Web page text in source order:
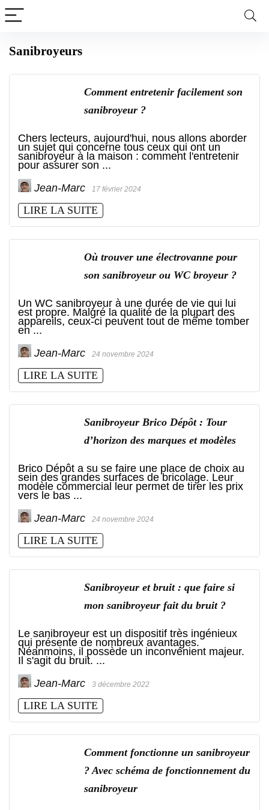
Sanibroyeurs
Comment entretenir facilement son
sanibroyeur ?
Chers lecteurs, aujourd'hui, nous allons aborder
un sujet qui concerne tous ceux qui ont un
sanibroyeur à la maison : comment l'entretenir
pour assurer son ...
Jean-Marc
17 février 2024
LIRE LA SUITE
Où trouver une électrovanne pour
son sanibroyeur ou WC broyeur ?
Un WC sanibroyeur à une durée de vie qui lui
est propre. Malgré la qualité de la plupart des
appareils, ceux-ci peuvent tout de même tomber
en ...
Jean-Marc
24 novembre 2024
LIRE LA SUITE
Sanibroyeur Brico Dépôt : Tour
d’horizon des marques et modèles
Brico Dépôt a su se faire une place de choix au
sein des grandes surfaces de bricolage. Leur
modèle commercial leur permet de tirer les prix
vers le bas ...
Jean-Marc
24 novembre 2024
LIRE LA SUITE
Sanibroyeur et bruit : que faire si
mon sanibroyeur fait du bruit ?
Le sanibroyeur est un dispositif très ingénieux
qui présente de nombreux avantages.
Néanmoins, il possède un inconvénient majeur.
Il s'agit du bruit. ...
Jean-Marc
3 décembre 2022
LIRE LA SUITE
Comment fonctionne un sanibroyeur
? Avec schéma de fonctionnement du
sanibroyeur